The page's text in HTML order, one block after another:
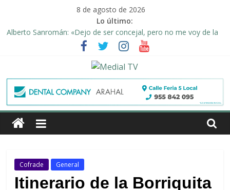
contenido
8 de agosto de 2026
Lo último:
Alberto Sanromán: «Dejo de ser concejal, pero no me voy de la
Deporte y solidaridad, de la mano una vez más en Arahal
El emotivo agradecimiento de la familia afectada por el incendio
en la barriada de la Feria II de Arahal
Convocado nuevo pleno ordinario del Ayuntamiento de Arahal
Una Plataforma de Morón pide unión a los pueblos de la
comarca para evitar la planta de biogás en término de Arahal
Medial
TV
El
digital
televisión
Cofrade General
Itinerario de la Borriquita